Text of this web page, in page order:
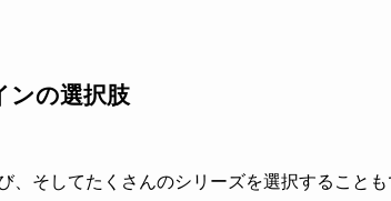
ンの選択肢
、そしてたくさんのシリーズを選択すること